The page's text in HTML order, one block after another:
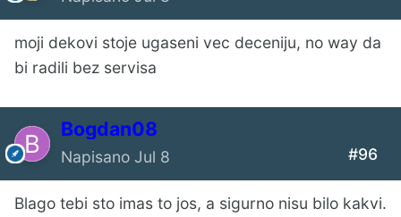
moji dekovi stoje ugaseni vec deceniju, no way da
bi radili bez servisa
Bogdan08
Napisano Jul 8 #96
Blago tebi sto imas to jos, a sigurno nisu bilo kakvi.